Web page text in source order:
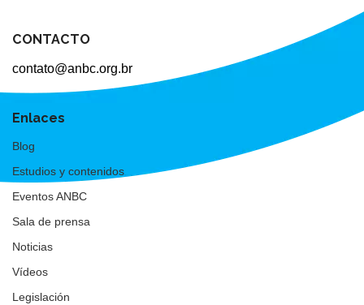
CONTACTO
contato@anbc.org.br
Enlaces
Blog
Estudios y contenidos
Eventos ANBC
Sala de prensa
Noticias
Vídeos
Legislación